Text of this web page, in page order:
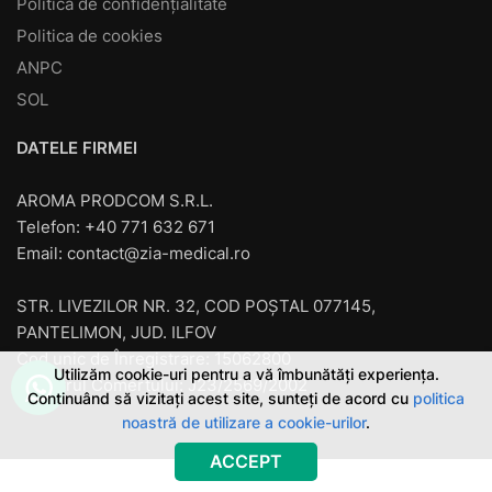
Politica de cookies
ANPC
SOL
DATELE FIRMEI
AROMA PRODCOM S.R.L.
Telefon: +40 771 632 671
Email: contact@zia-medical.ro
STR. LIVEZILOR NR. 32, COD POȘTAL 077145,
PANTELIMON, JUD. ILFOV
Cod unic de Înregistrare: 15062800
Registrul Comerţului: J23/2569/2002
Utilizăm cookie-uri pentru a vă îmbunătăți experiența.
Continuând să vizitați acest site, sunteți de acord cu politica
noastră de utilizare a cookie-urilor.
ACCEPT